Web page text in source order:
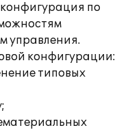
по
управления.
конфигурации:
типовых